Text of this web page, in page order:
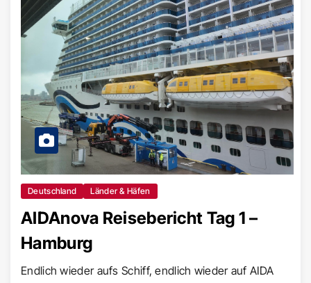
Deutschland Länder & Häfen
AIDAnova Reisebericht Tag 1 –
Hamburg
Endlich wieder aufs Schiff, endlich wieder auf AIDA